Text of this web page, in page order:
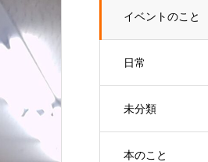
イベントのこと
日常
未分類
本のこと